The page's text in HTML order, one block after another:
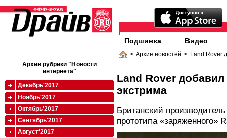
Подшивка Видео
> Архив новостей > Land Rover
Land Rover
экстрима
Британский
прототипа «заряженного»
Архив рубрики "Новости
интернета"
Декабрь'2017
Ноябрь'2017
Октябрь'2017
Сентябрь'2017
Август'2017